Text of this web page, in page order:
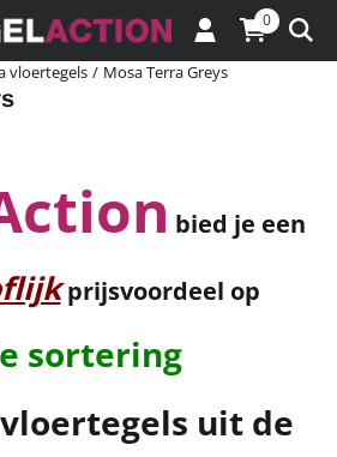
gesloten. 0
vloertegels / Mosa Terra Greys
bied je een
prijsvoordeel op
sortering
uit de